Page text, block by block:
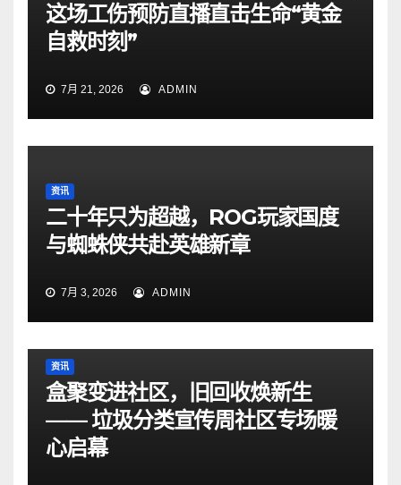
这场工伤预防直播直击生命“黄金
自救时刻”
7月 21, 2026 ADMIN
资讯
二十年只为超越，ROG玩家国度
与蜘蛛侠共赴英雄新章
7月 3, 2026 ADMIN
资讯
盒聚变进社区，旧回收焕新生
—— 垃圾分类宣传周社区专场暖
心启幕